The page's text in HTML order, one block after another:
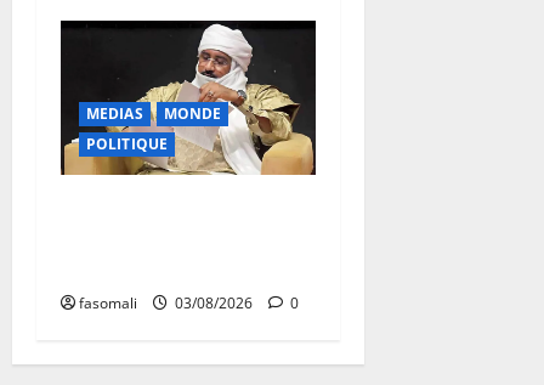
MEDIAS
MONDE
POLITIQUE
fasomali 03/08/2026 0